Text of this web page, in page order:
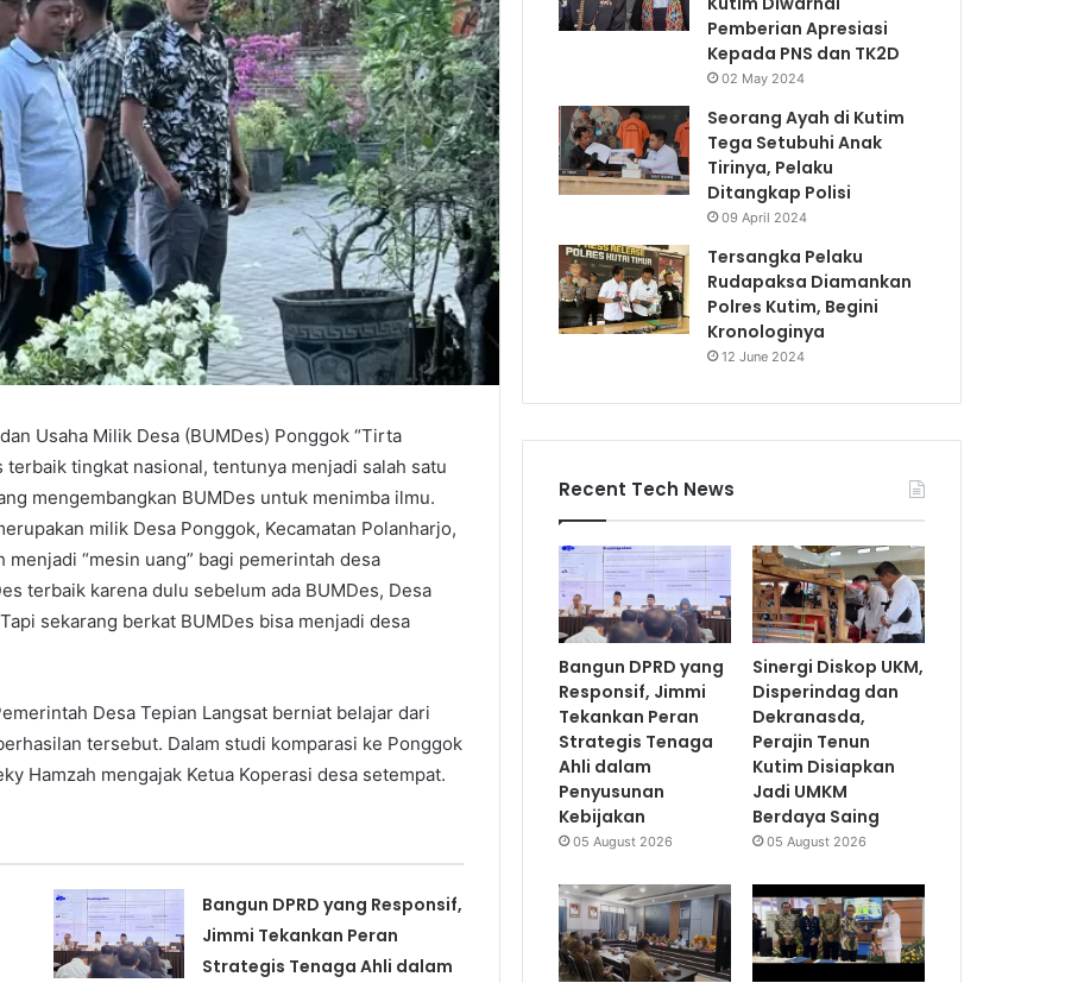
Usaha Milik Desa (BUMDes) Ponggok “Tirta
tingkat nasional, tentunya menjadi salah satu
mengembangkan BUMDes untuk menimba ilmu.
milik Desa Ponggok, Kecamatan Polanharjo,
“mesin uang” bagi pemerintah desa
terbaik karena dulu sebelum ada BUMDes, Desa
sekarang berkat BUMDes bisa menjadi desa
Desa Tepian Langsat berniat belajar dari
tersebut. Dalam studi komparasi ke Ponggok
Hamzah mengajak Ketua Koperasi desa setempat.
Bangun DPRD yang Responsif,
Jimmi Tekankan Peran
Strategis Tenaga Ahli dalam
Pemberian Apresiasi
Kepada PNS dan TK2D
02 May 2024
Seorang Ayah di Kutim
Tega Setubuhi Anak
Tirinya, Pelaku
Ditangkap Polisi
09 April 2024
Tersangka Pelaku
Rudapaksa Diamankan
Polres Kutim, Begini
Kronologinya
12 June 2024
Recent Tech News
Bangun DPRD yang
Responsif, Jimmi
Tekankan Peran
Strategis Tenaga
Ahli dalam
Penyusunan
Kebijakan
05 August 2026
Sinergi Diskop UKM,
Disperindag dan
Dekranasda,
Perajin Tenun
Kutim Disiapkan
Jadi UMKM
Berdaya Saing
05 August 2026